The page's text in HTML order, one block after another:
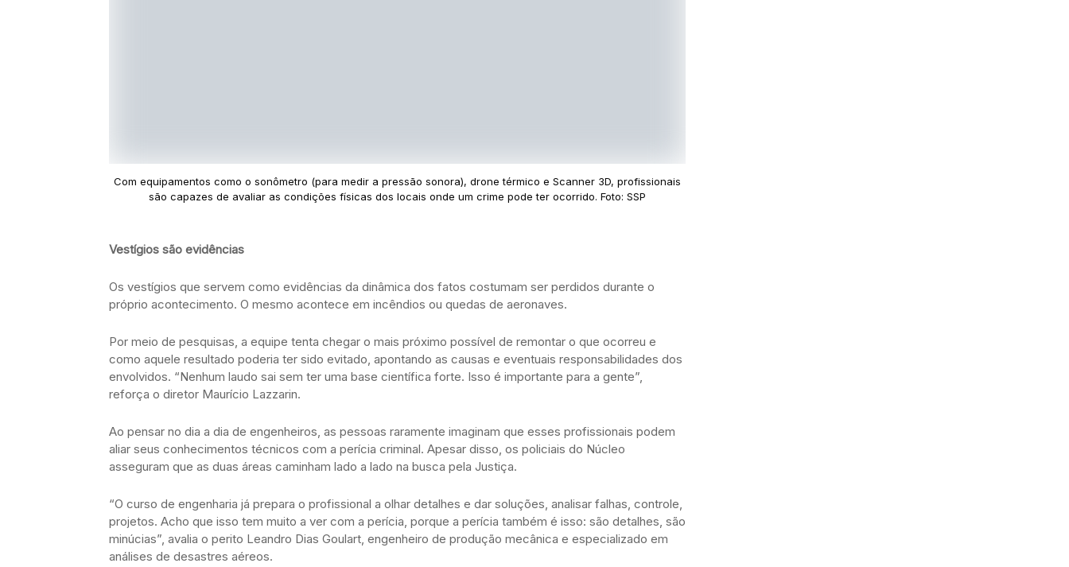
Com equipamentos como o sonômetro (para medir a pressão sonora), drone térmico e Scanner 3D, profissionais
são capazes de avaliar as condições físicas dos locais onde um crime pode ter ocorrido. Foto: SSP
Vestígios são evidências
Os vestígios que servem como evidências da dinâmica dos fatos costumam ser perdidos durante o
próprio acontecimento. O mesmo acontece em incêndios ou quedas de aeronaves.
Por meio de pesquisas, a equipe tenta chegar o mais próximo possível de remontar o que ocorreu e
como aquele resultado poderia ter sido evitado, apontando as causas e eventuais responsabilidades dos
envolvidos. “Nenhum laudo sai sem ter uma base científica forte. Isso é importante para a gente”,
reforça o diretor Maurício Lazzarin.
Ao pensar no dia a dia de engenheiros, as pessoas raramente imaginam que esses profissionais podem
aliar seus conhecimentos técnicos com a perícia criminal. Apesar disso, os policiais do Núcleo
asseguram que as duas áreas caminham lado a lado na busca pela Justiça.
“O curso de engenharia já prepara o profissional a olhar detalhes e dar soluções, analisar falhas, controle,
projetos. Acho que isso tem muito a ver com a perícia, porque a perícia também é isso: são detalhes, são
minúcias”, avalia o perito Leandro Dias Goulart, engenheiro de produção mecânica e especializado em
análises de desastres aéreos.